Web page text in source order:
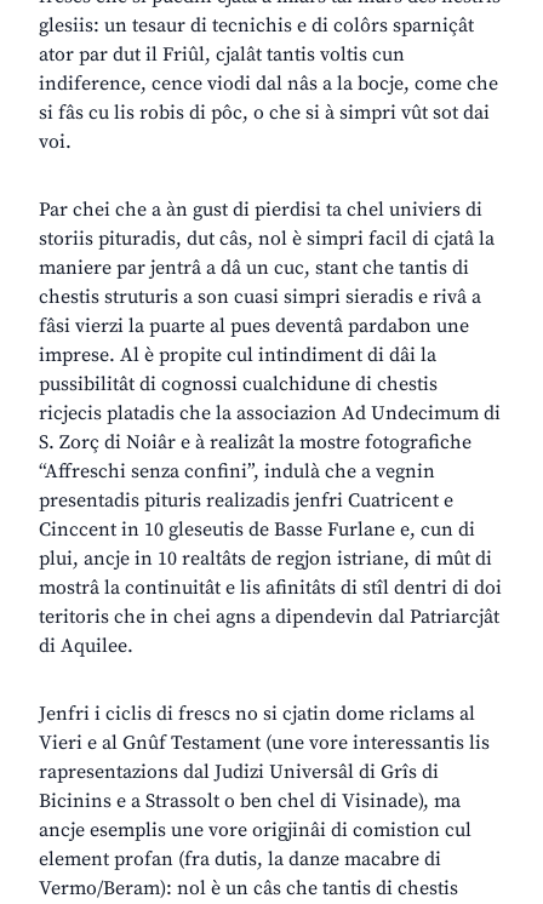
glesiis: un tesaur di tecnichis e di colôrs sparniçât
ator par dut il Friûl, cjalât tantis voltis cun
indiference, cence viodi dal nâs a la bocje, come che
si fâs cu lis robis di pôc, o che si à simpri vût sot dai
voi.
Par chei che a àn gust di pierdisi ta chel univiers di
storiis pituradis, dut câs, nol è simpri facil di cjatâ la
maniere par jentrâ a dâ un cuc, stant che tantis di
chestis struturis a son cuasi simpri sieradis e rivâ a
fâsi vierzi la puarte al pues deventâ pardabon une
imprese. Al è propite cul intindiment di dâi la
pussibilitât di cognossi cualchidune di chestis
ricjecis platadis che la associazion Ad Undecimum di
S. Zorç di Noiâr e à realizât la mostre fotografiche
“Affreschi senza confini”, indulà che a vegnin
presentadis pituris realizadis jenfri Cuatricent e
Cinccent in 10 gleseutis de Basse Furlane e, cun di
plui, ancje in 10 realtâts de regjon istriane, di mût di
mostrâ la continuitât e lis afinitâts di stîl dentri di doi
teritoris che in chei agns a dipendevin dal Patriarcjât
di Aquilee.
Jenfri i ciclis di frescs no si cjatin dome riclams al
Vieri e al Gnûf Testament (une vore interessantis lis
rapresentazions dal Judizi Universâl di Grîs di
Bicinins e a Strassolt o ben chel di Visinade), ma
ancje esemplis une vore origjinâi di comistion cul
element profan (fra dutis, la danze macabre di
Vermo/Beram): nol è un câs che tantis di chestis